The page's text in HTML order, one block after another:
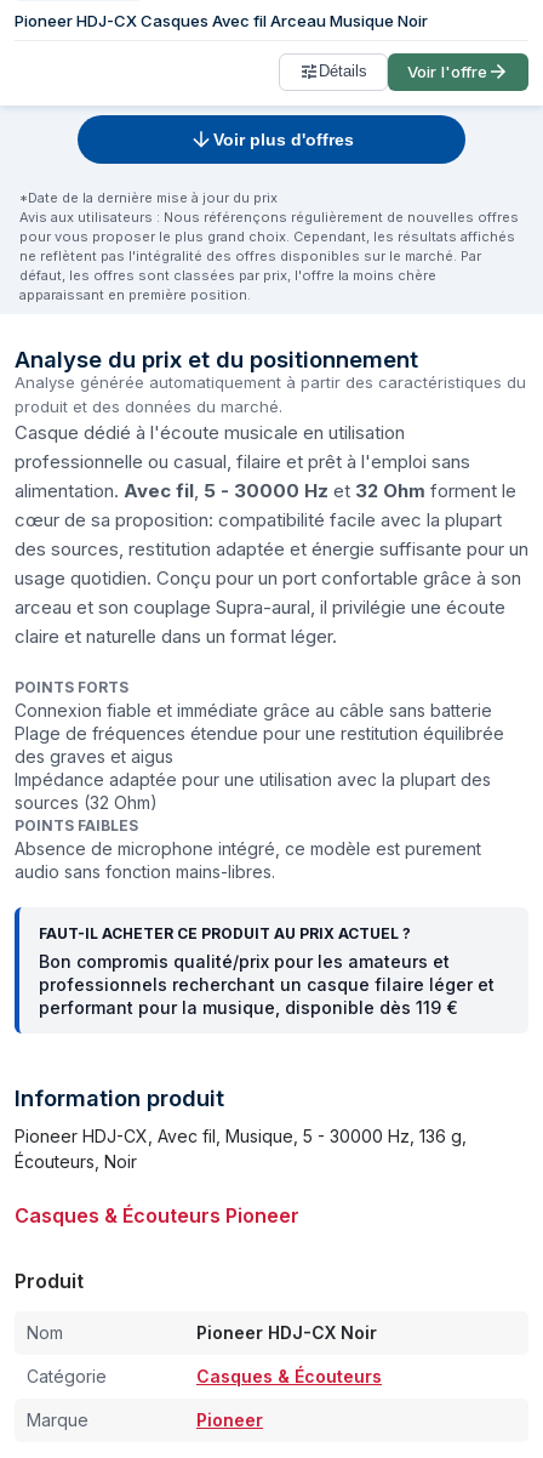
Pioneer HDJ-CX Casques Avec fil Arceau Musique Noir
Détails Voir l'offre
Voir plus d'offres
*Date de la dernière mise à jour du prix
Avis aux utilisateurs : Nous référençons régulièrement de nouvelles offres
pour vous proposer le plus grand choix. Cependant, les résultats affichés
ne reflètent pas l'intégralité des offres disponibles sur le marché. Par
défaut, les offres sont classées par prix, l'offre la moins chère
apparaissant en première position.
Analyse du prix et du positionnement
Analyse générée automatiquement à partir des caractéristiques du
produit et des données du marché.
Casque dédié à l'écoute musicale en utilisation
professionnelle ou casual, filaire et prêt à l'emploi sans
alimentation. Avec fil 5 - 30000 Hz et 32 Ohm forment le
cœur de sa proposition: compatibilité facile avec la plupart
des sources, restitution adaptée et énergie suffisante pour un
usage quotidien. Conçu pour un port confortable grâce à son
arceau et son couplage Supra-aural, il privilégie une écoute
claire et naturelle dans un format léger.
POINTS FORTS
Connexion fiable et immédiate grâce au câble sans batterie
Plage de fréquences étendue pour une restitution équilibrée
des graves et aigus
Impédance adaptée pour une utilisation avec la plupart des
sources (32 Ohm)
POINTS FAIBLES
Absence de microphone intégré, ce modèle est purement
audio sans fonction mains-libres.
FAUT-IL ACHETER CE PRODUIT AU PRIX ACTUEL ?
Bon compromis qualité/prix pour les amateurs et
professionnels recherchant un casque filaire léger et
performant pour la musique, disponible dès 119 €
Information produit
Pioneer HDJ-CX, Avec fil, Musique, 5 - 30000 Hz, 136 g,
Écouteurs, Noir
Casques & Écouteurs Pioneer
Produit
Nom Pioneer HDJ-CX Noir
Catégorie Casques & Écouteurs
Marque Pioneer